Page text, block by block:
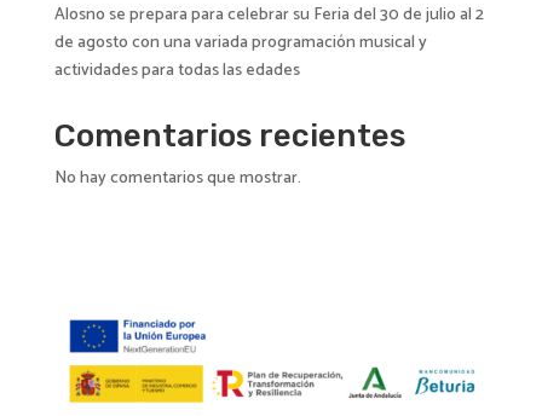
Alosno se prepara para celebrar su Feria del 30 de julio al 2
de agosto con una variada programación musical y
actividades para todas las edades
Comentarios recientes
No hay comentarios que mostrar.